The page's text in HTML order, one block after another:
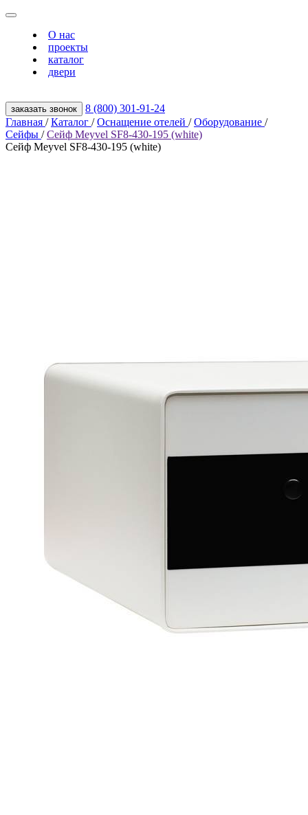
О нас
проекты
каталог
двери
заказать звонок
8 (800) 301‑91‑24
Главная / Каталог / Оснащение отелей / Оборудование /
Сейфы / Сейф Meyvel SF8-430-195 (white)
Сейф Meyvel SF8-430-195 (white)